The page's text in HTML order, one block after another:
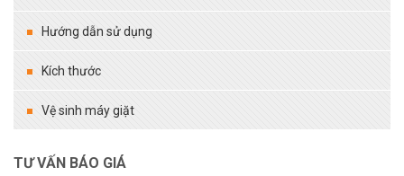
Hướng dẫn sử dụng
Kích thước
Vệ sinh máy giặt
TƯ VẤN BÁO GIÁ